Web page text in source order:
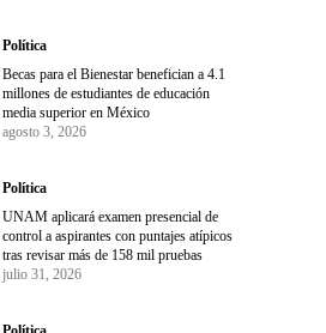
Política
Becas para el Bienestar benefician a 4.1
millones de estudiantes de educación
media superior en México
agosto 3, 2026
Política
UNAM aplicará examen presencial de
control a aspirantes con puntajes atípicos
tras revisar más de 158 mil pruebas
julio 31, 2026